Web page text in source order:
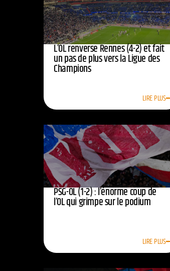
L’OL renverse Rennes (4-2) et fait
un pas de plus vers la Ligue des
Champions
LIRE PLUS
PSG-OL (1-2) : l’énorme coup de
l’OL qui grimpe sur le podium
LIRE PLUS